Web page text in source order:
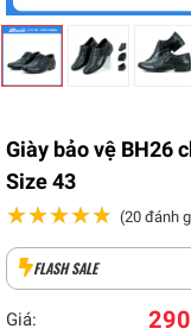
Giày bảo vệ BH26
Size 43
★★★★★
★★★★★ (20 đánh
FLASH SALE
Giá: